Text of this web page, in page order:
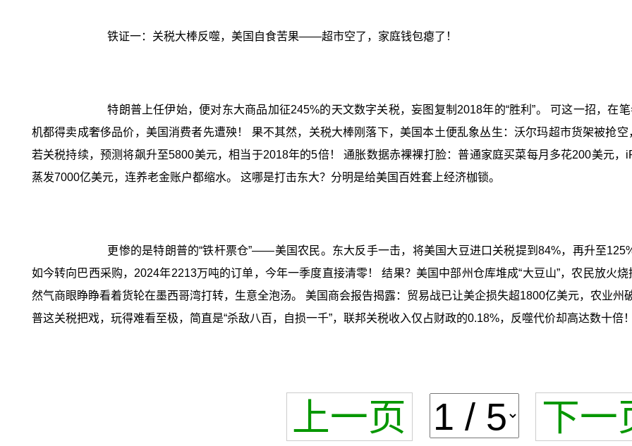
铁证一：关税大棒反噬，美国自食苦果——超市空了，家庭钱包瘪了！
特朗普上任伊始，便对东大商品加征245%的天文数字关税，妄图复制2018年的“胜利”。 可这一招，
机都得卖成奢侈品价，美国消费者先遭殃！ 果不其然，关税大棒刚落下，美国本土便乱象丛生：沃尔玛超市货架被抢
若关税持续，预测将飙升至5800美元，相当于2018年的5倍！ 通胀数据赤裸裸打脸：普通家庭买菜每月多花200美元
蒸发7000亿美元，连养老金账户都缩水。 这哪是打击东大？分明是给美国百姓套上经济枷锁。
更惨的是特朗普的“铁杆票仓”——美国农民。东大反手一击，将美国大豆进口关税提到84%，再升至
如今转向巴西采购，2024年2213万吨的订单，今年一季度直接清零！ 结果？美国中部州仓库堆成“大豆山”，农民放火
然气商眼睁睁看着货轮在墨西哥湾打转，生意全泡汤。 美国商会报告揭露：贸易战已让美企损失超1800亿美元，农业州
普这关税把戏，玩得难看至极，简直是“杀敌八百，自损一千”，联邦关税收入仅占财政的0.18%，反噬代价却高达数十倍
上一页 下一